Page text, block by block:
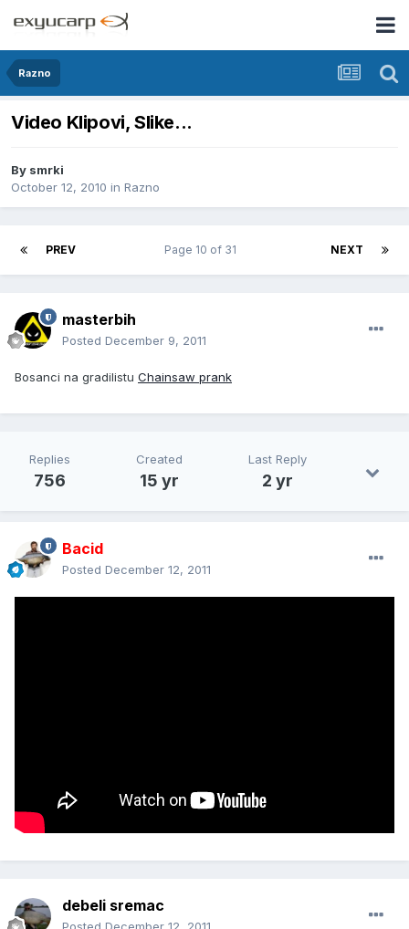
Razno
Video Klipovi, Slike...
By smrki
October 12, 2010 in Razno
PREV NEXT
Page 10 of 31
masterbih
Posted December 9, 2011
Bosanci na gradilistu Chainsaw prank
Replies
756
Created
15 yr
Last Reply
2 yr
Bacid
Posted December 12, 2011
debeli sremac